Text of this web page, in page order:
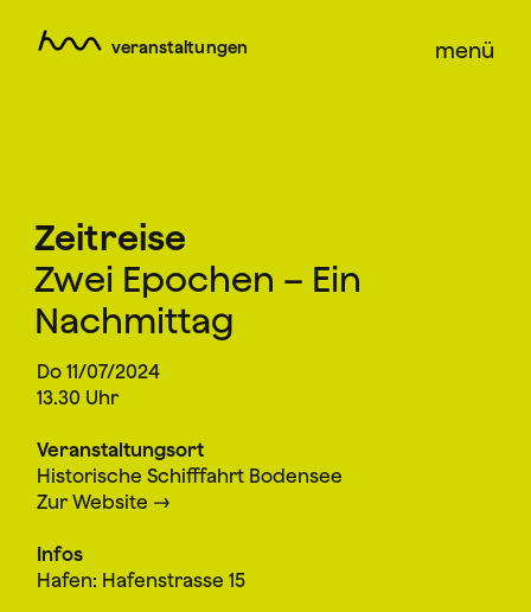
veranstaltungen menü
Zeitreise
Zwei Epochen – Ein
Nachmittag
Do 11/07/2024
13.30 Uhr
Veranstaltungsort
Historische Schifffahrt Bodensee
Zur Website
Infos
Hafen: Hafenstrasse 15